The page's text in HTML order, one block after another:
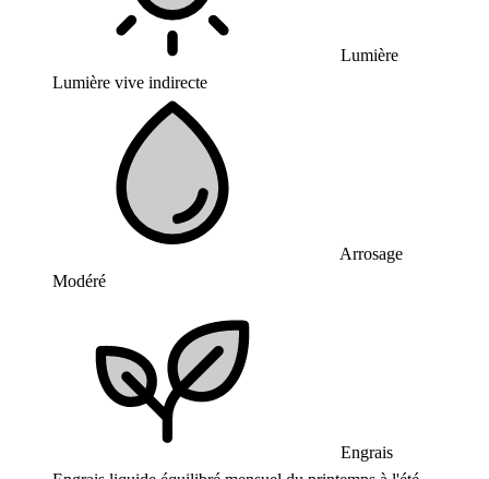
Lumière
Lumière vive indirecte
Arrosage
Modéré
Engrais